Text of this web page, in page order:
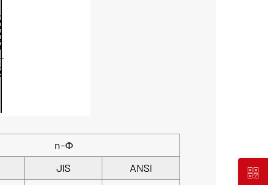
n-Φ
JIS
ANSI